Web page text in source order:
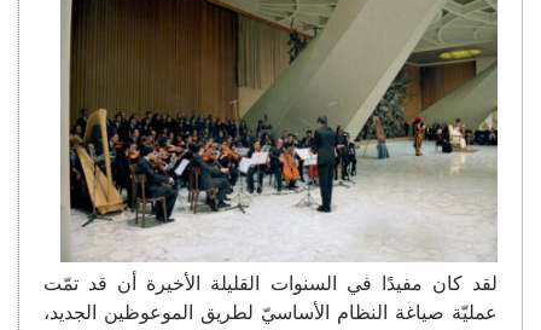
لقد كان مفيدًا في السنوات القليلة الأخيرة أن قد تمّت
عمليّة صياغة النظام الأساسيّ لطريق الموعوظين الجديد،